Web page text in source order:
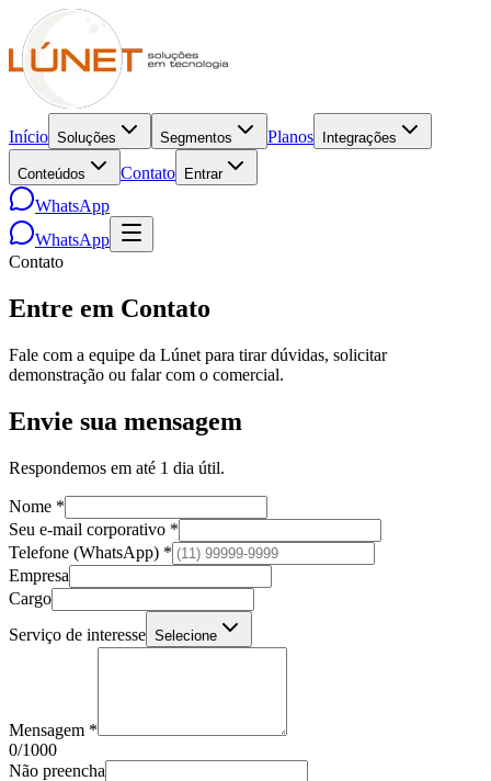
Início Soluções Segmentos Planos Integrações
Conteúdos Contato Entrar
WhatsApp
WhatsApp
Contato
Entre em Contato
Fale com a equipe da Lúnet para tirar dúvidas, solicitar
demonstração ou falar com o comercial.
Envie sua mensagem
Respondemos em até 1 dia útil.
Nome *
Seu e-mail corporativo *
Telefone (WhatsApp) *
Empresa
Cargo
Serviço de interesse Selecione
Mensagem *
0/1000
Não preencha